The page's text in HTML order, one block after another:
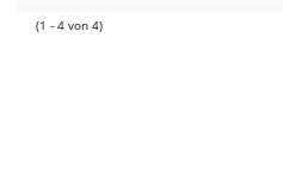
(1 - 4 von 4)